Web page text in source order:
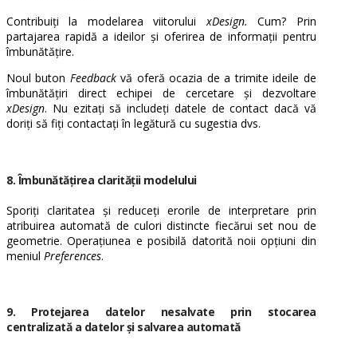
Contribuiți la modelarea viitoruluixDesign.Cum? Prin
partajarea rapidă a ideilor și oferirea de informații pentru
îmbunătățire.
Noul buton Feedbackvă oferă ocazia de a trimite ideile de
îmbunătățiri direct echipei de cercetare și dezvoltare
xDesign. Nu ezitați să includeți datele de contact dacă vă
doriți să fiți contactați în legătură cu sugestia dvs.
8. Îmbunătățirea clarității modelului
Sporiți claritatea și reduceți erorile de interpretare prin
atribuirea automată de culori distincte fiecărui set nou de
geometrie. Operațiunea e posibilă datorită noii opțiuni din
meniul Preferences.
9. Protejarea datelor nesalvate prin stocarea
centralizată a datelor și salvarea automată